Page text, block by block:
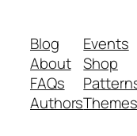
Blog
About
FAQs
Authors
Events
Shop
Themes